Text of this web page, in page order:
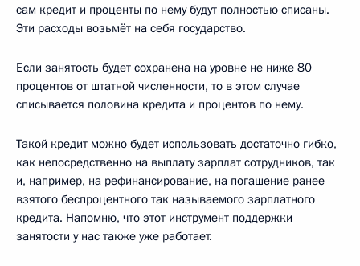
сам кредит и проценты по нему будут полностью списаны.
Эти расходы возьмёт на себя государство.
Если занятость будет сохранена на уровне не ниже 80
процентов от штатной численности, то в этом случае
списывается половина кредита и процентов по нему.
Такой кредит можно будет использовать достаточно гибко,
как непосредственно на выплату зарплат сотрудников, так
и, например, на рефинансирование, на погашение ранее
взятого беспроцентного так называемого зарплатного
кредита. Напомню, что этот инструмент поддержки
занятости у нас также уже работает.